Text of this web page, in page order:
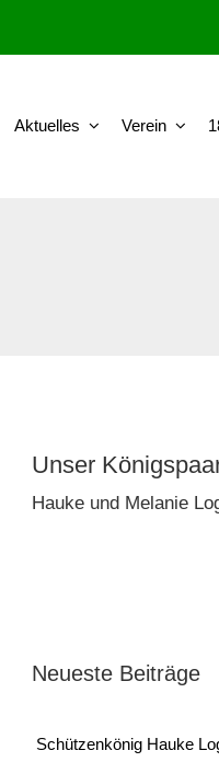
Aktuelles Verein
Unser
Hauke und Melanie
Neueste Beiträge
Schützenkönig Hauke